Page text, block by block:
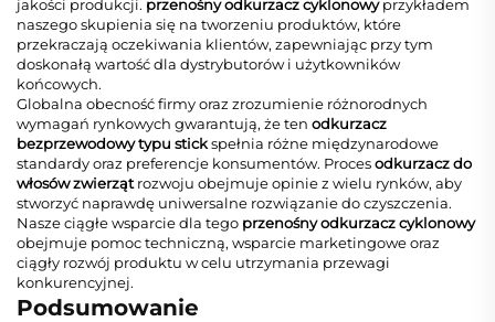
jakości produkcji. przenośny odkurzacz cyklonowyprzykładem
naszego skupienia się na tworzeniu produktów, które
przekraczają oczekiwania klientów, zapewniając przy tym
doskonałą wartość dla dystrybutorów i użytkowników
końcowych.
Globalna obecność firmy oraz zrozumienie różnorodnych
wymagań rynkowych gwarantują, że ten odkurzacz
bezprzewodowy typu stickspełnia różne międzynarodowe
standardy oraz preferencje konsumentów. Procesodkurzacz do
włosów zwierząt rozwoju obejmuje opinie z wielu rynków, aby
stworzyć naprawdę uniwersalne rozwiązanie do czyszczenia.
Nasze ciągłe wsparcie dla tego przenośny odkurzacz cyklonowy
obejmuje pomoc techniczną, wsparcie marketingowe oraz
ciągły rozwój produktu w celu utrzymania przewagi
konkurencyjnej.
Podsumowanie